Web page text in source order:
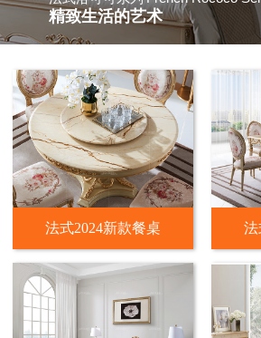
精致生活的艺术
法式2024新款餐桌 法